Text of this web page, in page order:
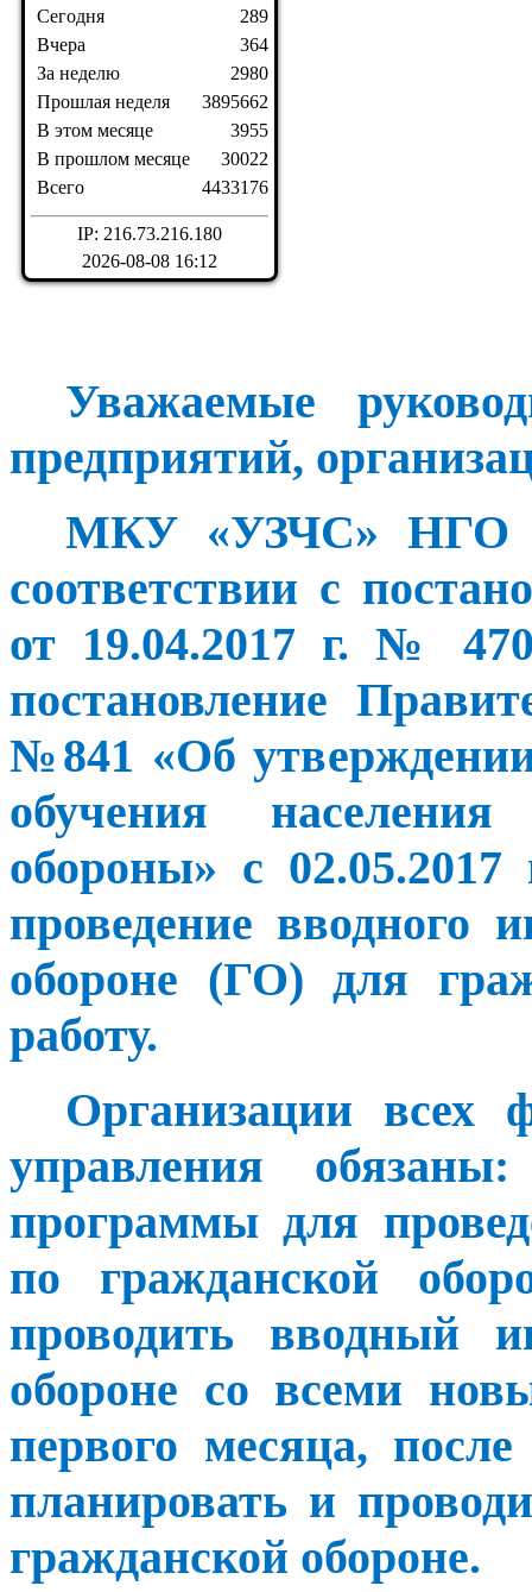
Сегодня
Вчера
За неделю
Прошлая неделя
В этом месяце
В прошлом месяце
Всего
289
364
2980
3895662
3955
30022
4433176
IP: 216.73.216.180
2026-08-08 16:12
Уважаемые
предприятий,
МКУ «УЗЧС» НГО
соответствии с
от 19.04.2017 г. №
постановление
№841 «Об
обучения
обороны» с 02.05.2017
проведение вводного
обороне (ГО) для
работу.
Организации всех
управления
программы для
по гражданской
проводить вводный
обороне со всеми
первого месяца, после
планировать и
гражданской обороне.